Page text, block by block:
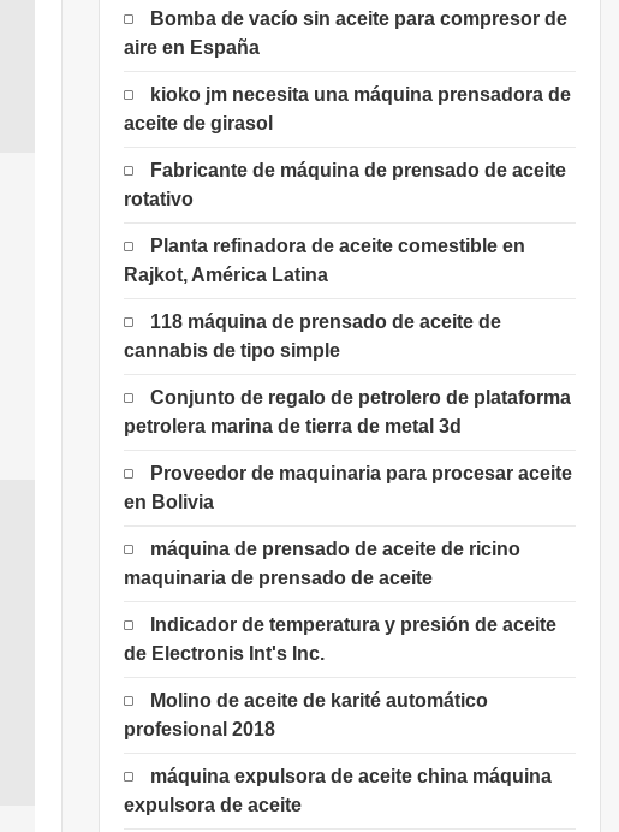
Bomba de vacío sin aceite para compresor de
aire en España
kioko jm necesita una máquina prensadora de
aceite de girasol
Fabricante de máquina de prensado de aceite
rotativo
Planta refinadora de aceite comestible en
Rajkot, América Latina
118 máquina de prensado de aceite de
cannabis de tipo simple
Conjunto de regalo de petrolero de plataforma
petrolera marina de tierra de metal 3d
Proveedor de maquinaria para procesar aceite
en Bolivia
máquina de prensado de aceite de ricino
maquinaria de prensado de aceite
Indicador de temperatura y presión de aceite
de Electronis Int's Inc.
Molino de aceite de karité automático
profesional 2018
máquina expulsora de aceite china máquina
expulsora de aceite